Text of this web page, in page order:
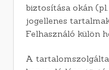
biztosítása okán
jogellenes
Felhasználó külön
A